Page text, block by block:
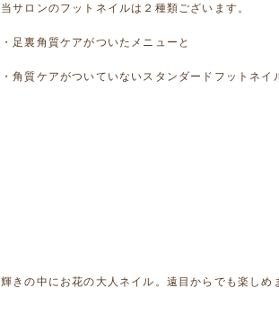
当サロンのフットネイルは２種類ございます。
・足裏角質ケアがついたメニューと
・角質ケアがついていないスタンダードフットネイ
輝きの中にお花の大人ネイル。遠目からでも楽しめ